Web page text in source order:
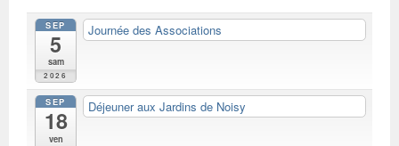
SEP
5
sam
2026
Journée des Associations
SEP
18
ven
Déjeuner aux Jardins de Noisy